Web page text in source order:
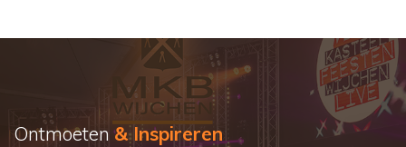
Ontmoeten & Inspireren